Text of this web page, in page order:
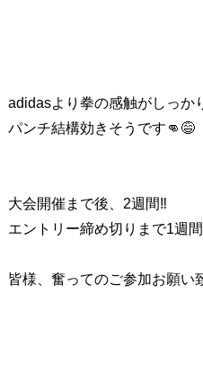
adidasより拳の感触がしっか
パンチ結構効きそうです👊😅
大会開催まで後、2週間‼
エントリー締め切りまで1週間
皆様、奮ってのご参加お願い